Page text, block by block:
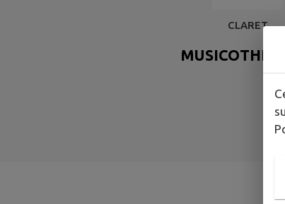
CLARET